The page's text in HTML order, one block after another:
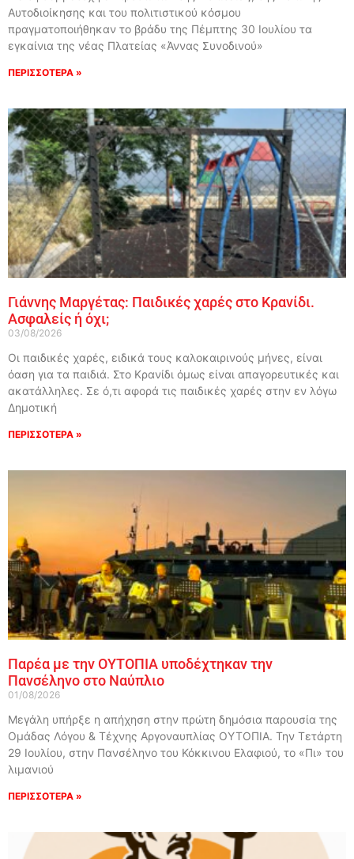
Αυτοδιοίκησης και του πολιτιστικού κόσμου
πραγματοποιήθηκαν το βράδυ της Πέμπτης 30 Ιουλίου τα
εγκαίνια της νέας Πλατείας «Άννας Συνοδινού»
ΠΕΡΙΣΣΟΤΕΡΑ »
Γιάννης Μαργέτας: Παιδικές χαρές στο Κρανίδι.
Ασφαλείς ή όχι;
03/08/2026
Οι παιδικές χαρές, ειδικά τους καλοκαιρινούς μήνες, είναι
όαση για τα παιδιά. Στο Κρανίδι όμως είναι απαγορευτικές και
ακατάλληλες. Σε ό,τι αφορά τις παιδικές χαρές στην εν λόγω
Δημοτική
ΠΕΡΙΣΣΟΤΕΡΑ »
Παρέα με την ΟΥΤΟΠΙΑ υποδέχτηκαν την
Πανσέληνο στο Ναύπλιο
01/08/2026
Μεγάλη υπήρξε η απήχηση στην πρώτη δημόσια παρουσία της
Ομάδας Λόγου & Τέχνης Αργοναυπλίας ΟΥΤΟΠΙΑ. Την Τετάρτη
29 Ιουλίου, στην Πανσέληνο του Κόκκινου Ελαφιού, το «Πι» του
λιμανιού
ΠΕΡΙΣΣΟΤΕΡΑ »